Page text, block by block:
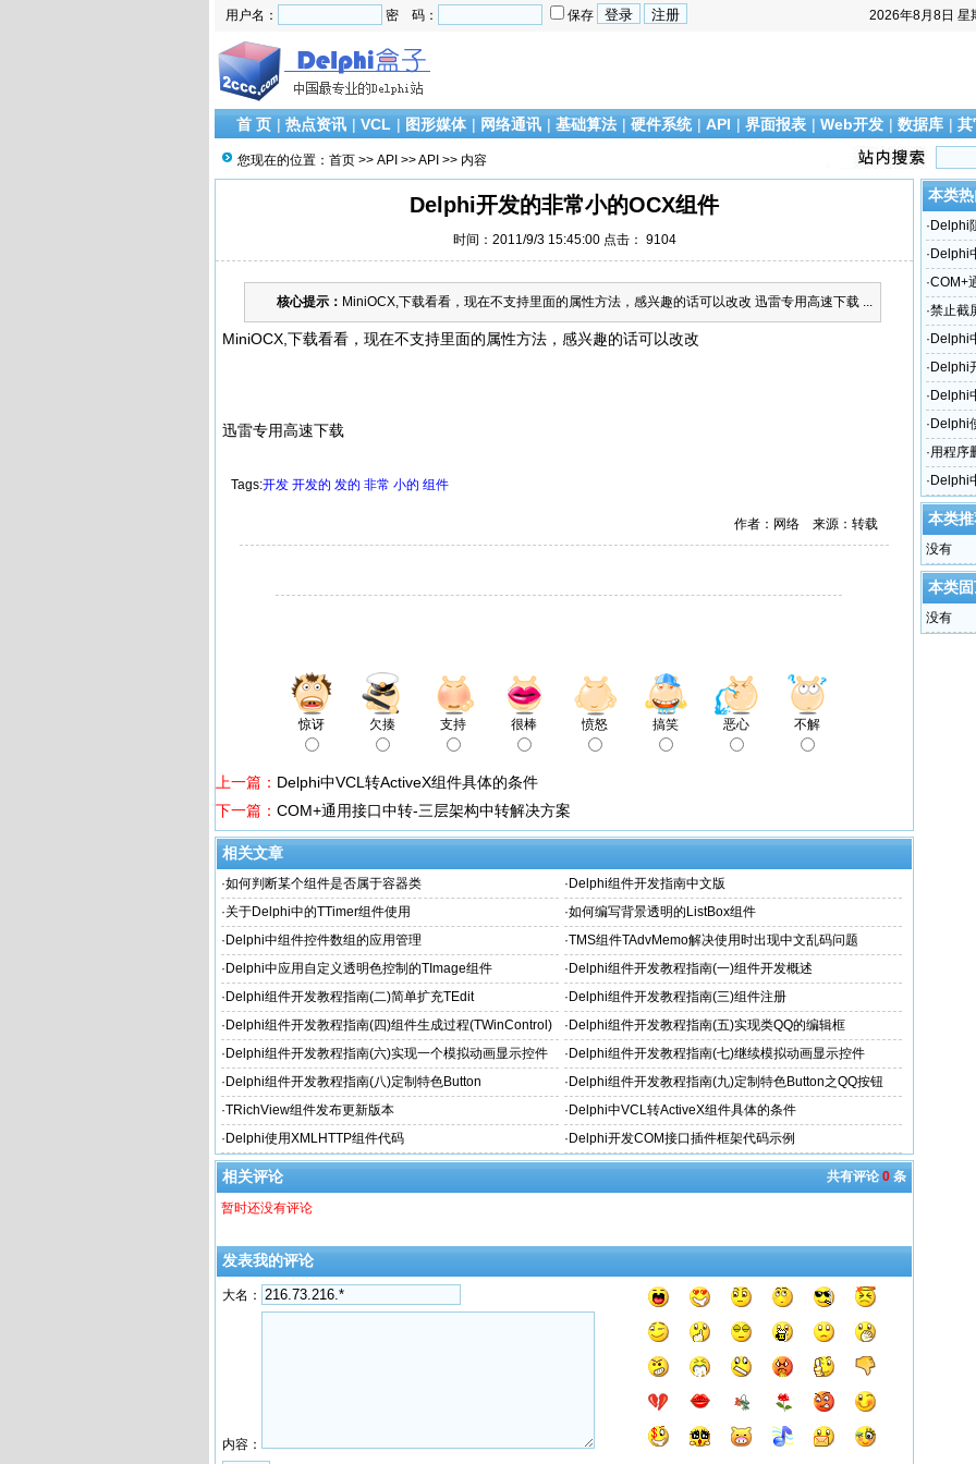
2026年8月8日 星
用户名： 密 码： 保存
首 页 | 热点资讯 | VCL | 图形媒体 | 网络通讯 | 基础算法 | 硬件系统 | API | 界面报表 | Web开发 | 数据库 | 其
您现在的位置： 首页 >> API >>API >> 内容
Delphi开发的非常小的OCX组件
时间：2011/9/3 15:45:00 点击： 9104
核心提示： MiniOCX,下载看看，现在不支持里面的属性方法，感兴趣的话可以改改 迅雷专用高速下载 ...
MiniOCX,下载看看，现在不支持里面的属性方法，感兴趣的话可以改改
迅雷专用高速下载
Tags:开发 开发的 发的 非常 小的 组件
作者：网络 来源：转载
惊讶 欠揍 支持 很棒 愤怒 搞笑 恶心 不解
上一篇： Delphi中VCL转ActiveX组件具体的条件
下一篇： COM+通用接口中转-三层架构中转解决方案
相关文章
·如何判断某个组件是否属于容器类 · Delphi组件开发指南中文版
·关于Delphi中的TTimer组件使用 ·如何编写背景透明的ListBox组件
· Delphi中组件控件数组的应用管理 ·TMS组件TAdvMemo解决使用时出现中文乱码问题
· Delphi中应用自定义透明色控制的TImage组件 · Delphi组件开发教程指南(一)组件开发概述
· Delphi组件开发教程指南(二)简单扩充TEdit · Delphi组件开发教程指南(三)组件注册
· Delphi组件开发教程指南(四)组件生成过程(TWinControl) · Delphi组件开发教程指南(五)实现类QQ的编辑框
· Delphi组件开发教程指南(六)实现一个模拟动画显示控件 · Delphi组件开发教程指南(七)继续模拟动画显示控件
· Delphi组件开发教程指南(八)定制特色Button · Delphi组件开发教程指南(九)定制特色Button之QQ按钮
·TRichView组件发布更新版本 · Delphi中VCL转ActiveX组件具体的条件
· Delphi使用XMLHTTP组件代码 · Delphi开发COM接口插件框架代码示例
共有评论 0 条
相关评论
暂时还没有评论
发表我的评论
大名：
内容：
本类
· Delphi
· Delphi
·COM+
·禁止截
· Delphi
· Delphi
· Delphi
· Delphi
e
·用程序
· Delphi
本类
没有
本类
没有